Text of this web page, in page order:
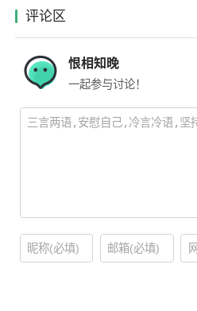
评论区
恨相知晚
一起参与讨论！